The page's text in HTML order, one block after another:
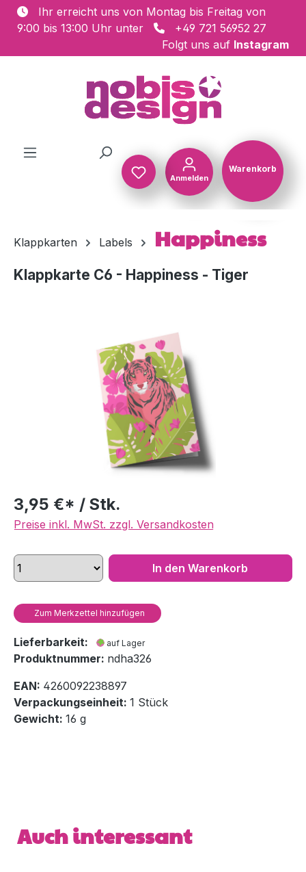
Zum Hauptinhalt springen
Ihr erreicht uns von Montag bis Freitag von
9:00 bis 13:00 Uhr unter
+49 721 56952 27
Folgt uns auf Instagram
Anmelden
Warenkorb
Klappkarten Labels Happiness
Klappkarte C6 - Happiness - Tiger
3,95 €* / Stk.
Preise inkl. MwSt. zzgl. Versandkosten
In den Warenkorb
Zum Merkzettel hinzufügen
Lieferbarkeit: auf Lager
Produktnummer: ndha326
EAN: 4260092238897
Verpackungseinheit: 1 Stück
Gewicht: 16 g
Produktgalerie überspringen
Auch interessant